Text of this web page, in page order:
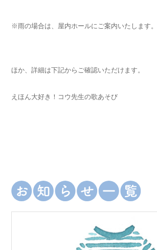
※雨の場合は、屋内ホールにご案内いたします。
ほか、詳細は下記からご確認いただけます。
えほん大好き！コウ先生の歌あそび